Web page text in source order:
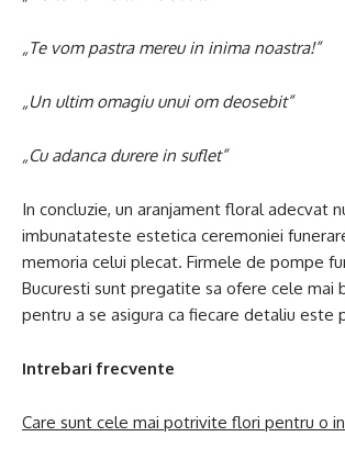
„Te vom pastra mereu in inima noastra!”
„Un ultim omagiu unui om deosebit”
„Cu adanca durere in suflet”
In concluzie, un aranjament floral adecvat
imbunatateste estetica ceremoniei
memoria celui plecat. Firmele de pompe
Bucuresti sunt pregatite sa ofere cele mai
pentru a se asigura ca fiecare detaliu este
Intrebari frecvente
Care sunt cele mai potrivite flori pentru o